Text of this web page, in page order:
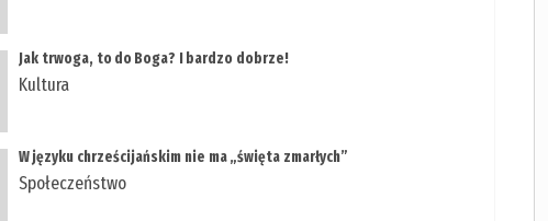
Jak trwoga, to do Boga? I bardzo dobrze!
Kultura
W języku chrześcijańskim nie ma „święta zmarłych”
Społeczeństwo